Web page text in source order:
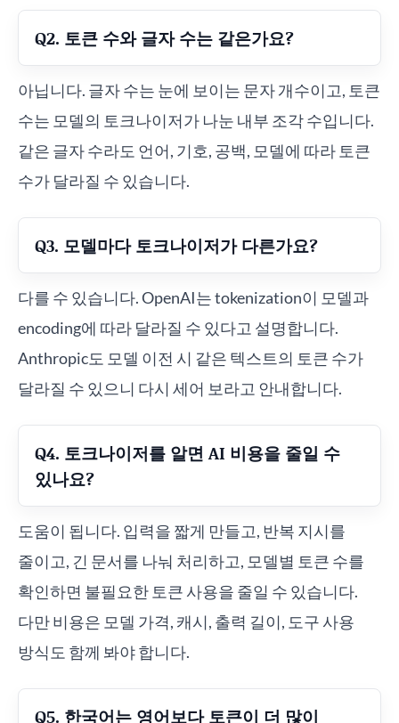
Q2. 토큰 수와 글자 수는 같은가요?
아닙니다. 글자 수는 눈에 보이는 문자 개수이고, 토큰
수는 모델의 토크나이저가 나눈 내부 조각 수입니다.
같은 글자 수라도 언어, 기호, 공백, 모델에 따라 토큰
수가 달라질 수 있습니다.
Q3. 모델마다 토크나이저가 다른가요?
다를 수 있습니다. OpenAI는 tokenization이 모델과
encoding에 따라 달라질 수 있다고 설명합니다.
Anthropic도 모델 이전 시 같은 텍스트의 토큰 수가
달라질 수 있으니 다시 세어 보라고 안내합니다.
Q4. 토크나이저를 알면 AI 비용을 줄일 수
있나요?
도움이 됩니다. 입력을 짧게 만들고, 반복 지시를
줄이고, 긴 문서를 나눠 처리하고, 모델별 토큰 수를
확인하면 불필요한 토큰 사용을 줄일 수 있습니다.
다만 비용은 모델 가격, 캐시, 출력 길이, 도구 사용
방식도 함께 봐야 합니다.
Q5. 한국어는 영어보다 토큰이 더 많이